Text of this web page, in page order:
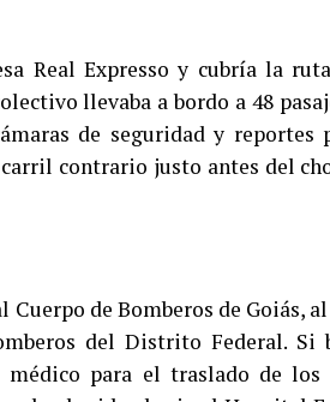
Real Expresso y cubría la
llevaba a bordo a 48
de seguridad y
contrario justo antes del
de Bomberos de Goiás,
del Distrito Federal. Si
para el traslado de los